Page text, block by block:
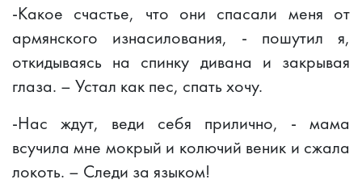
-Какое счастье, что они спасали меня от
армянского изнасилования, - пошутил я,
откидываясь на спинку дивана и закрывая
глаза. – Устал как пес, спать хочу.
-Нас ждут, веди себя прилично, - мама
всучила мне мокрый и колючий веник и сжала
локоть. – Следи за языком!